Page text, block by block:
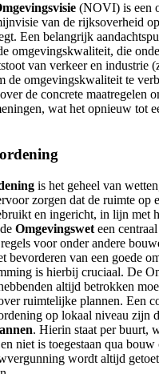
(NOVI) is een
van de rijksoverheid
Een belangrijk
omgevingskwaliteit, die
van verkeer en industrie
de omgevingskwaliteit te
de concrete maatregelen
wat het opnieuw tot
is het geheel van
zorgen dat de ruimte op
en ingericht, in lijn met
Omgevingswet een
voor onder andere
bevorderen van een goede
is hierbij cruciaal. De
altijd betrokken
ruimtelijke plannen. Een
op lokaal niveau zijn
. Hierin staat per buurt,
niet is toegestaan qua
wordt altijd